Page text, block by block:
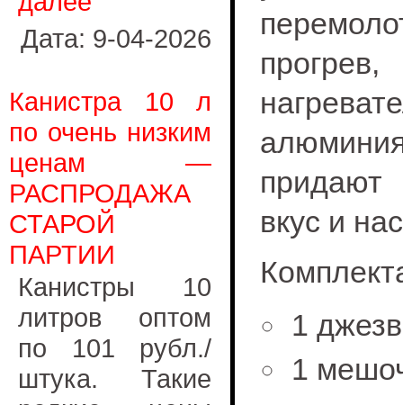
Дата: 9-04-2026
Канистра 10 л
по очень низким
ценам —
РАСПРОДАЖА
СТАРОЙ
ПАРТИИ
Канистры 10
литров оптом
по 101 рубл./
штука. Такие
придают
вкус и
1
1